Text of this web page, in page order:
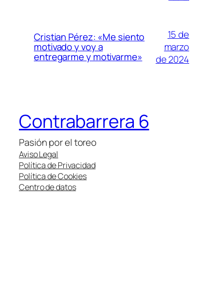
Cristian Pérez: «Me siento
motivado y voy a
entregarme y motivarme»
15 de
marzo
de 2024
Contrabarrera 6
Pasión por el toreo
Aviso Legal
Política de Privacidad
Política de Cookies
Centro de datos